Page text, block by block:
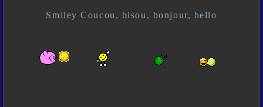
Smiley Coucou, bisou, bonjour, hello